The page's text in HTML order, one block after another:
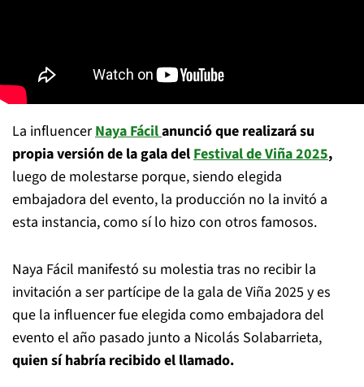
La influencerNaya Fácilanunció que realizará su
propia versión de la gala delFestival de Viña 2025,
luego de molestarse porque, siendo elegida
embajadora del evento, la producción no la invitó a
esta instancia, como sí lo hizo con otros famosos.
Naya Fácil manifestó su molestia tras no recibir la
invitación a ser partícipe de la gala de Viña 2025 y es
que la influencer fue elegida como embajadora del
evento el año pasado junto a Nicolás Solabarrieta,
quien sí habría recibido el llamado.